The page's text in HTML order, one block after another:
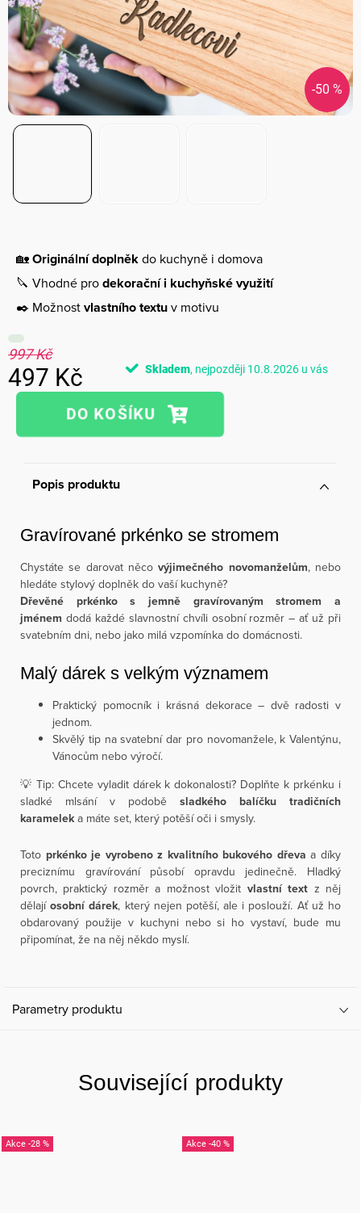
-50 %
🏡Originální doplněkdo kuchyně i domova
🔪 Vhodné prodekorační i kuchyňské využití
✒️ Možnostvlastního textuv motivu
997 Kč
497 Kč
Měrná
Skladem 10.8.2026
Popis produktu
Gravírované prkénko se stromem
Chystáte se darovat něcovýjimečného novomanželům, nebo
hledáte stylový doplněk do vaší kuchyně?
Dřevěné prkénko s jemně gravírovaným stromem a
jménem dodá každé slavnostní chvíli osobní rozměr – ať už při
svatebním dni, nebo jako milá vzpomínka do domácnosti.
Malý dárek s velkým významem
Praktický pomocník i krásná dekorace – dvě radosti v
jednom.
Skvělý tip na svatební dar pro novomanžele, k Valentýnu,
Vánocům nebo výročí.
💡 Tip: Chcete vyladit dárek k dokonalosti? Doplňte k prkénku i
sladké mlsání v podobě sladkého balíčku tradičních
karameleka máte set, který potěší oči i smysly.
Toto prkénko je vyrobeno z kvalitního bukového dřeva a díky
preciznímu gravírování působí opravdu jedinečně. Hladký
povrch, praktický rozměr a možnost vložit vlastní text z něj
dělajíosobní dárek, který nejen potěší, ale i poslouží. Ať už ho
obdarovaný použije v kuchyni nebo si ho vystaví, bude mu
připomínat, že na něj někdo myslí.
Parametry produktu
Související produkty
-28 % -40 %